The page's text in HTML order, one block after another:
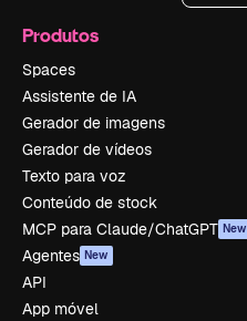
Produtos
Spaces
Assistente de IA
Gerador de imagens
Gerador de vídeos
Texto para voz
Conteúdo de stock
MCP para Claude/ChatGPT New
Agentes New
API
App móvel